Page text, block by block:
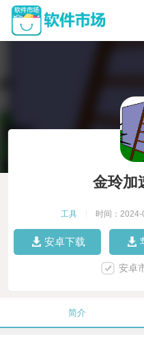
金玲加
工具 时间：2024-
安卓下载
安卓
简介